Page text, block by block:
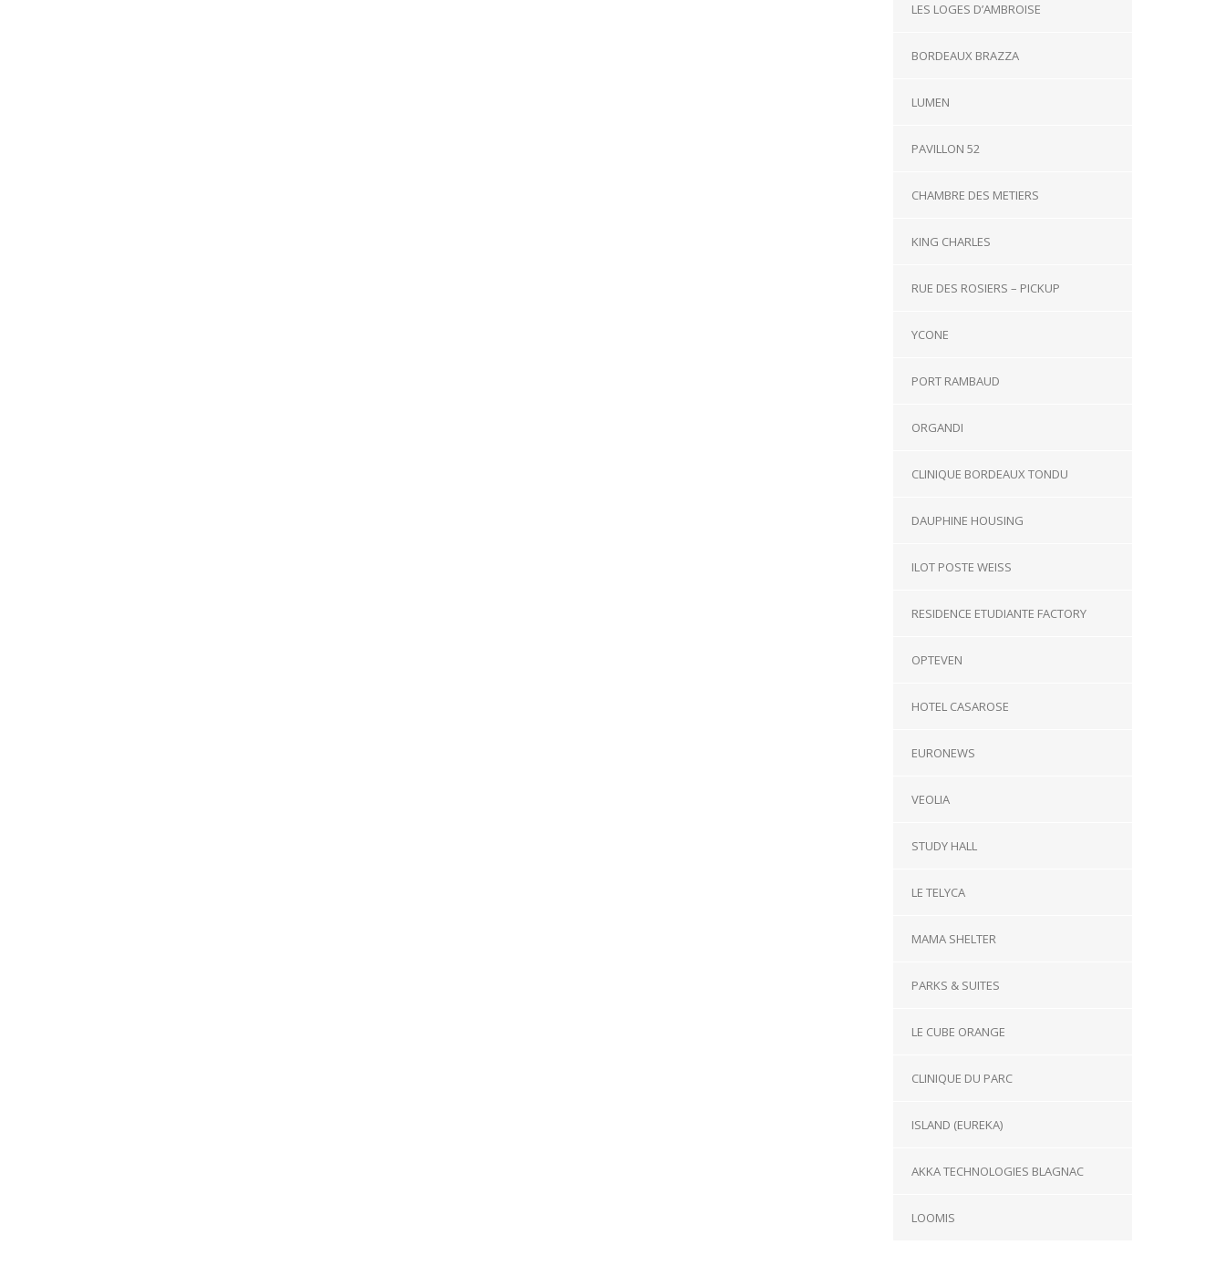
LES LOGES D’AMBROISE
BORDEAUX BRAZZA
LUMEN
PAVILLON 52
CHAMBRE DES METIERS
KING CHARLES
RUE DES ROSIERS – PICKUP
YCONE
PORT RAMBAUD
ORGANDI
CLINIQUE BORDEAUX TONDU
DAUPHINE HOUSING
ILOT POSTE WEISS
RESIDENCE ETUDIANTE FACTORY
OPTEVEN
HOTEL CASAROSE
EURONEWS
VEOLIA
STUDY HALL
LE TELYCA
MAMA SHELTER
PARKS & SUITES
LE CUBE ORANGE
CLINIQUE DU PARC
ISLAND (EUREKA)
AKKA TECHNOLOGIES BLAGNAC
LOOMIS